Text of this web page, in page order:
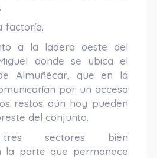
factoría.
a la ladera oeste del
donde se ubica el
Almuñécar, que en la
por un acceso
restos aún hoy pueden
del conjunto.
tres sectores bien
la parte que permanece